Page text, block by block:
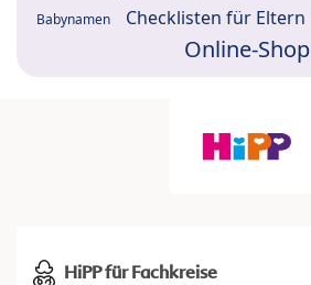
Babynamen Checklisten für Eltern
Online-Shop
HiPP für Fachkreise